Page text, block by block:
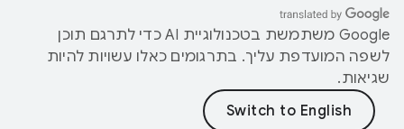
‫Google משתמשת בטכנולוגיית AI כדי לתרגם תוכן
לשפה המועדפת עליך. בתרגומים כאלו עשויות להיות
שגיאות.